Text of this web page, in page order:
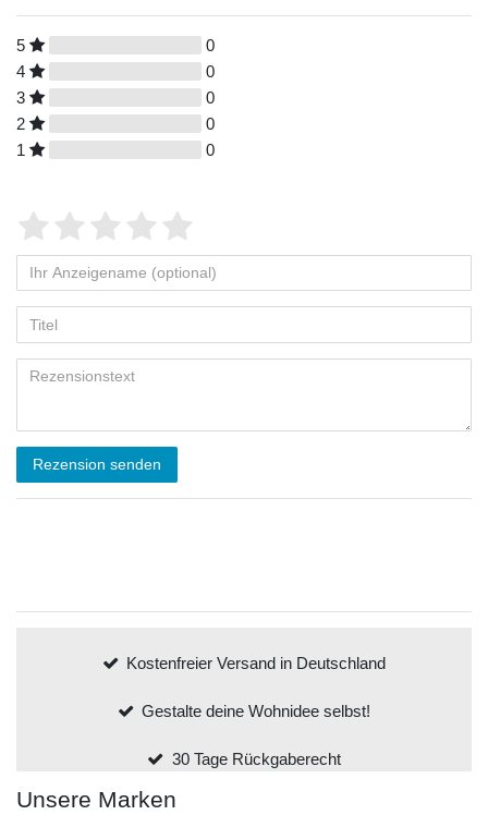
5
0
4
0
3
0
2
0
1
0
Rezension senden
Kostenfreier Versand in Deutschland
Gestalte deine Wohnidee selbst!
30 Tage Rückgaberecht
Unsere Marken